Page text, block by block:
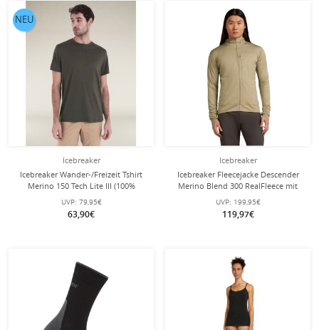
Icebreaker
Icebreaker Wander-/Freizeit Tshirt
Merino 150 Tech Lite III (100%
Merinowolle) lodengrün Herren
UVP: 79,95€
63,90€
NEU
Icebreaker
Icebreaker Fleecejacke Descender
Merino Blend 300 RealFleece mit
Kapuze (Merinowolle, atmungsaktiv)
sandbraun Herren
UVP: 199,95€
119,97€